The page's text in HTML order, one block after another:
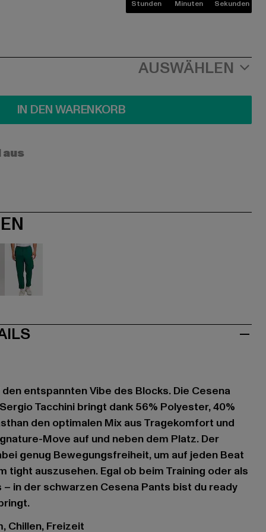
Stunden Minuten Sekunden
AUSWÄHLEN
IN DEN WARENKORB
entspannten Vibe des Blocks. Die Cesena
Tacchini bringt dank 56% Polyester, 40%
den optimalen Mix aus Tragekomfort und
Move auf und neben dem Platz. Der
genug Bewegungsfreiheit, um auf jeden Beat
tight auszusehen. Egal ob beim Training oder als
– in der schwarzen Cesena Pants bist du ready
Chillen, Freizeit